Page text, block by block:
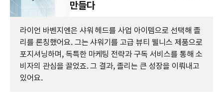
만들다
라이언 바벤지엔은 샤워 헤드를 사업 아이템으로 선택해 졸
리를 론칭했어요. 그는 샤워기를 고급 뷰티 웰니스 제품으로
포지셔닝하며, 독특한 마케팅 전략과 구독 서비스를 통해 소
비자의 관심을 끌었죠. 그 결과, 졸리는 큰 성장을 이뤄내고
있어요.